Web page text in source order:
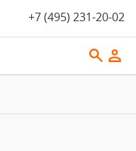
+7 (495) 231-20-02